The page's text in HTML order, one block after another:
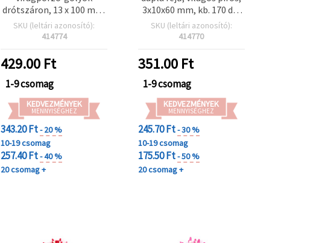
drótszáron, 13 x 100 mm,
10 db/csomag –
drótozott porzók
tortadíszítéshez,
Foamiranhoz és DIY
csokrokhoz
SKU (leltári azonosító):
414774
429.00 Ft
1-9 csomag
KEDVEZMÉNYEK
MENNYISÉGHEZ
343.20 Ft- 20 %
10-19 csomag
257.40 Ft- 40 %
20 csomag +
3x10x60 mm, kb. 170 db,
dekorációhoz ideális
SKU (leltári azonosító):
414770
351.00Ft
1-9 csomag
KEDVEZMÉNYEK
MENNYISÉGHEZ
245.70 Ft- 30 %
10-19 csomag
175.50 Ft- 50 %
20 csomag +